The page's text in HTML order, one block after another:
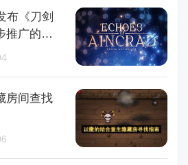
布《刀剑
推广的动
为110分
房间查找